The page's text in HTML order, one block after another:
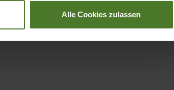
Alle Cookies zulassen